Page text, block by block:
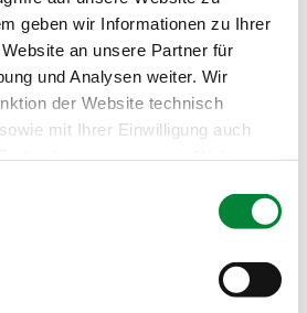
geben wir Informationen zu Ihrer
an unsere Partner für
und Analysen weiter. Wir
der Website technisch
mit Ihrer Einwilligung auch
für soziale Medien
Inhalte einzubinden und
auf anderen Plattformen zu
Informationen zu Ihrer